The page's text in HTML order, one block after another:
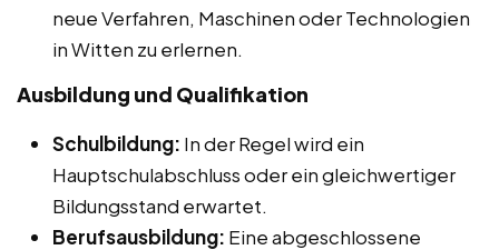
neue Verfahren, Maschinen oder Technologien
in Witten zu erlernen.
Ausbildung und Qualifikation
Schulbildung: In der Regel wird ein
Hauptschulabschluss oder ein gleichwertiger
Bildungsstand erwartet.
Berufsausbildung: Eine abgeschlossene